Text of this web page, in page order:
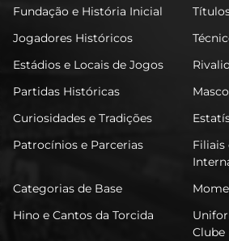
Fundação e História Inicial
Jogadores Históricos
Estádios e Locais de Jogos
Partidas Históricas
Curiosidades e Tradições
Patrocínios e Parcerias
Filiais
Categorias de Base
Hino e Cantos da Torcida
Clube